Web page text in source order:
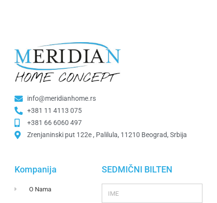
info@meridianhome.rs
+381 11 4113 075
+381 66 6060 497
Zrenjaninski put 122e , Palilula, 11210 Beograd, Srbija
Kompanija
O Nama
SEDMIČNI BILTEN